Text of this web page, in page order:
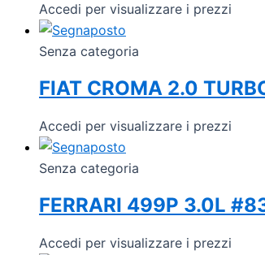
Accedi per visualizzare i prezzi
Senza categoria
FIAT CROMA 2.0
Accedi per visualizzare i prezzi
Senza categoria
FERRARI 499P 3.0L
Accedi per visualizzare i prezzi